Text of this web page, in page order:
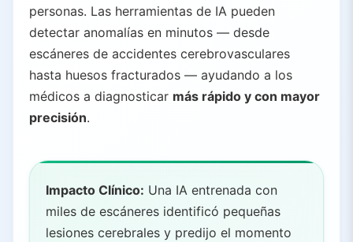
6.1. Diagnósticos Más Rápidos y Precisos
6.2. Cuidado Personalizado
6.3.
Ganancias en Eficiencia
Acceso Ampliado
7.2.
Sesgos en Modelos de IA
7.3.
Confianza y Capacitación de Clínicos
personas. Las herramientas de IA pueden
detectar anomalías en minutos — desde
escáneres de accidentes cerebrovasculares
hasta huesos fracturados — ayudando a los
médicos a diagnosticar más rápido y con mayor
precisión.
Impacto Clínico: Una IA entrenada con
miles de escáneres identificó pequeñas
lesiones cerebrales y predijo el momento